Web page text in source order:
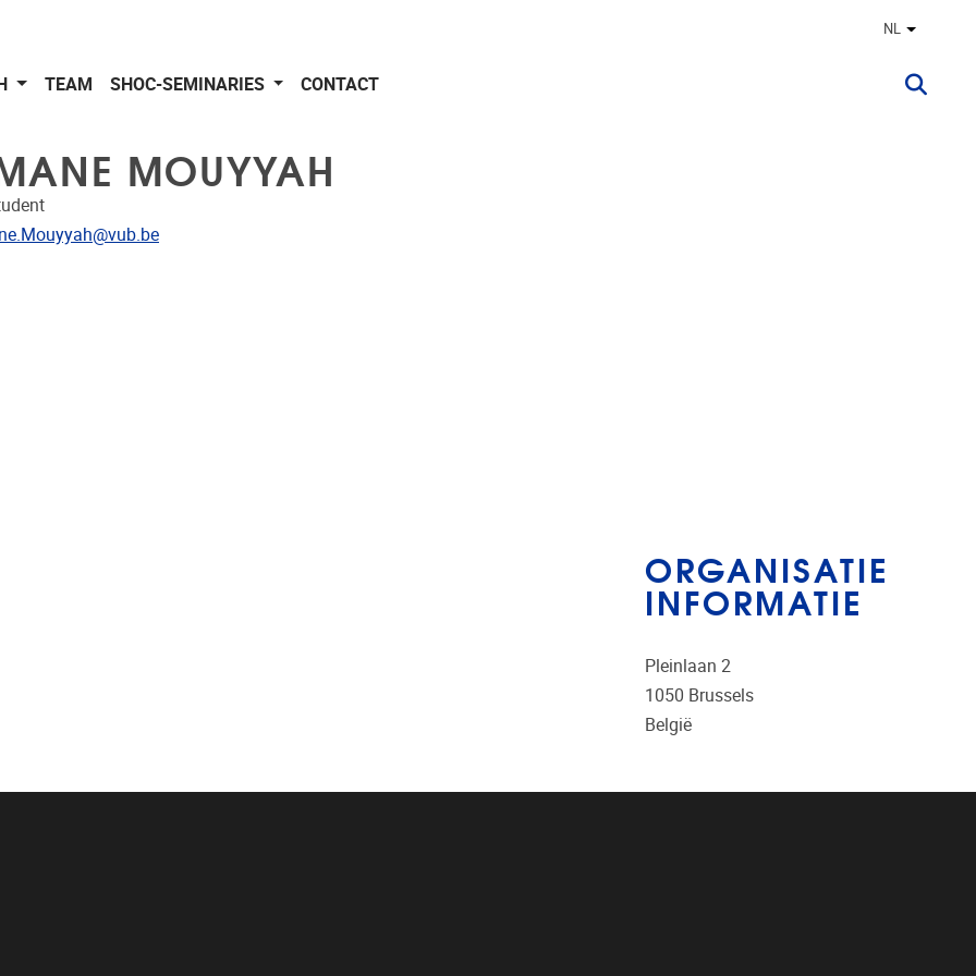
NL Andere
TEAM SHOC-SEMINARIES CONTACT
MOUYYAH
ORGANISATIE
INFORMATIE
Pleinlaan 2
1050 Brussels
België